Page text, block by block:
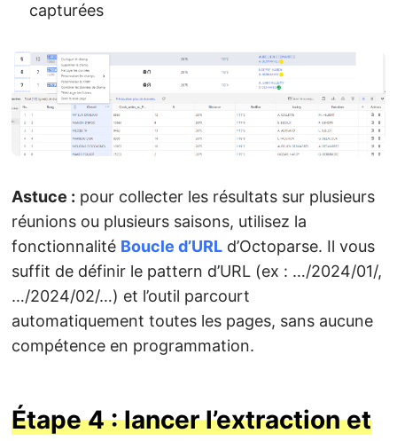
capturées
Astuce : pour collecter les résultats sur plusieurs
réunions ou plusieurs saisons, utilisez la
fonctionnalité Boucle d’URL d’Octoparse. Il vous
suffit de définir le pattern d’URL (ex : …/2024/01/,
…/2024/02/…) et l’outil parcourt
automatiquement toutes les pages, sans aucune
compétence en programmation.
Étape 4 : lancer l’extraction et